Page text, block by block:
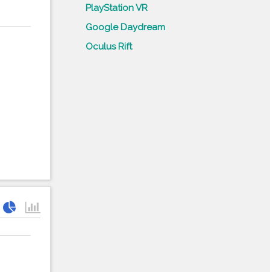
PlayStation VR
Google Daydream
Oculus Rift